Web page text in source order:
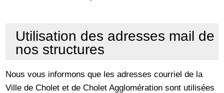
Utilisation des adresses mail de
nos structures
Nous vous informons que les adresses courriel de la
Ville de Cholet et de Cholet Agglomération sont utilisées